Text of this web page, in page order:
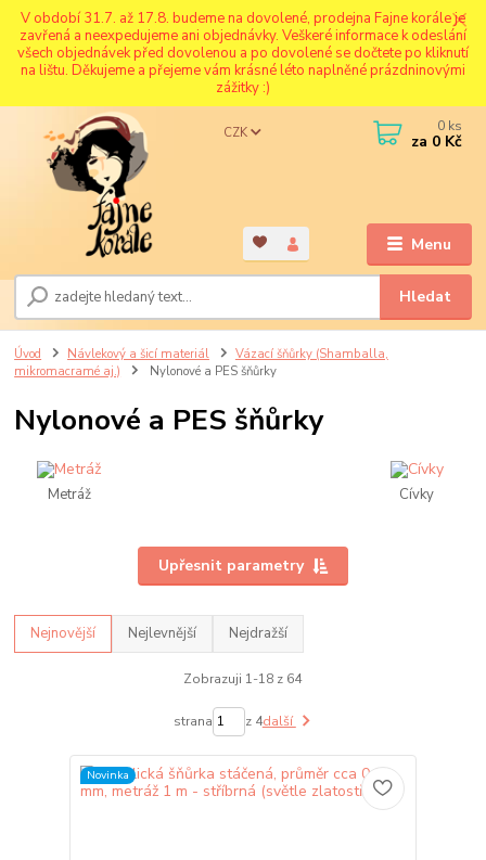
V období 31.7. až 17.8. budeme na dovolené, prodejna Fajne korále je
zavřená a neexpedujeme ani objednávky. Veškeré informace k odeslání
všech objednávek před dovolenou a po dovolené se dočtete po kliknutí
na lištu. Děkujeme a přejeme vám krásné léto naplněné prázdninovými
zážitky :)
Menu
CZK
Hledat
0 ks
za 0 Kč
Úvod Návlekový a šicí materiál
Vázací šňůrky (Shamballa,
mikromacramé aj.)
Nylonové a PES šňůrky
Nylonové a PES šňůrky
Metráž Cívky
Upřesnit parametry
Nejnovější Nejlevnější Nejdražší
Zobrazuji 1-18 z 64
strana z 4další
Novinka